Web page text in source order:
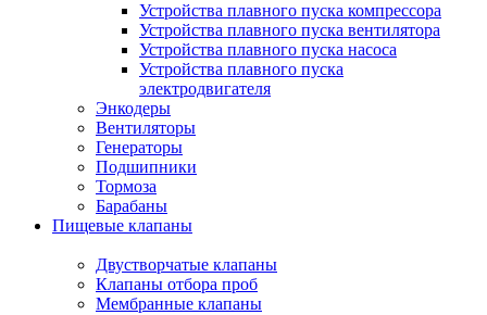
Устройства плавного пуска компрессора
Устройства плавного пуска вентилятора
Устройства плавного пуска насоса
Устройства плавного пуска
электродвигателя
Энкодеры
Вентиляторы
Генераторы
Подшипники
Тормоза
Барабаны
Пищевые клапаны
Двустворчатые клапаны
Клапаны отбора проб
Мембранные клапаны